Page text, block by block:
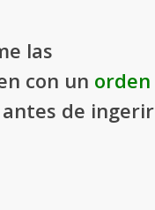
las
con un orden
de ingerir